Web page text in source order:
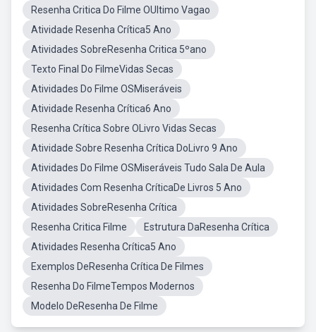
Resenha Critica Do Filme OUltimo Vagao
Atividade Resenha Crítica5 Ano
Atividades SobreResenha Critica 5ºano
Texto Final Do FilmeVidas Secas
Atividades Do Filme OSMiseráveis
Atividade Resenha Crítica6 Ano
Resenha Crítica Sobre OLivro Vidas Secas
Atividade Sobre Resenha Crítica DoLivro 9 Ano
Atividades Do Filme OSMiseráveis Tudo Sala De Aula
Atividades Com Resenha CríticaDe Livros 5 Ano
Atividades SobreResenha Crítica
Resenha Critica Filme
Estrutura DaResenha Crítica
Atividades Resenha Crítica5 Ano
Exemplos DeResenha Crítica De Filmes
Resenha Do FilmeTempos Modernos
Modelo DeResenha De Filme